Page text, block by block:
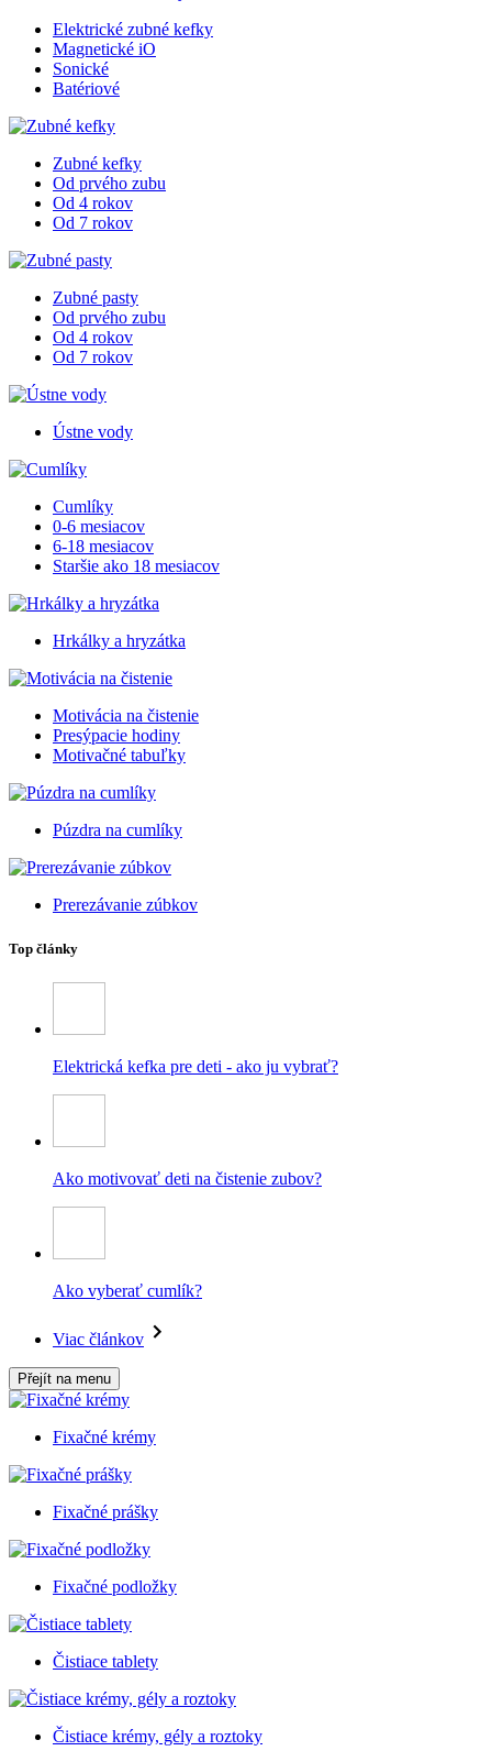
Elektrické zubné kefky
Magnetické iO
Sonické
Batériové
Zubné kefky
Od prvého zubu
Od 4 rokov
Od 7 rokov
Zubné pasty
Od prvého zubu
Od 4 rokov
Od 7 rokov
Ústne vody
Cumlíky
0-6 mesiacov
6-18 mesiacov
Staršie ako 18 mesiacov
Hrkálky a hryzátka
Motivácia na čistenie
Presýpacie hodiny
Motivačné tabuľky
Púzdra na cumlíky
Prerezávanie zúbkov
Top články
Elektrická kefka pre deti - ako ju vybrať?
Ako motivovať deti na čistenie zubov?
Ako vyberať cumlík?
Viac článkov
Přejít na menu
Fixačné krémy
Fixačné prášky
Fixačné podložky
Čistiace tablety
Čistiace krémy, gély a roztoky